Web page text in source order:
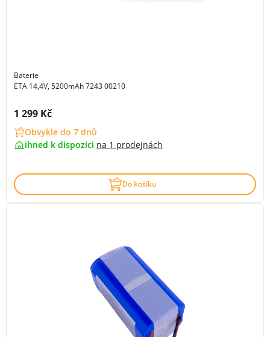
Baterie
ETA 14,4V, 5200mAh 7243 00210
Cena s DPH:
1 299 Kč
Obvykle do 7 dnů
ihned k dispozici na 1 prodejnách
Do košíku